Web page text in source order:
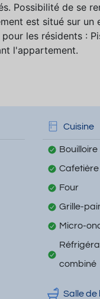
Possibilité de se
est situé sur un
les résidents :
l'appartement.
Cuisine
Bouilloire
Cafetière
Four
Grille-
Micro-
combiné
Salle de